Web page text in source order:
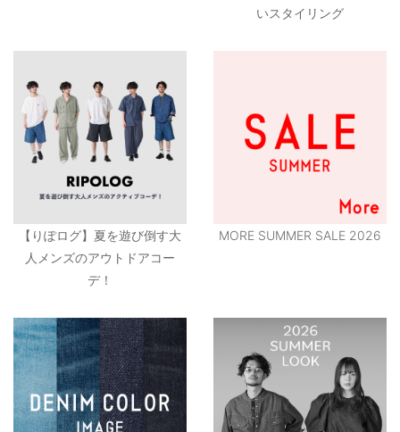
いスタイリング
【りぽログ】夏を遊び倒す大
人メンズのアウトドアコー
デ！
MORE SUMMER SALE 2026